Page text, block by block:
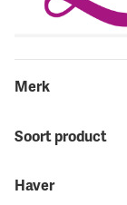
Merk
Soort product
Haver